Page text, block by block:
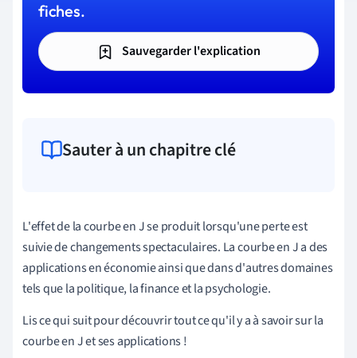
fiches.
Sauvegarder l'explication
Sauter à un chapitre clé
L'effet de la courbe en J se produit lorsqu'une perte est
suivie de changements spectaculaires. La courbe en J a des
applications en économie ainsi que dans d'autres domaines
tels que la politique, la finance et la psychologie.
Lis ce qui suit pour découvrir tout ce qu'il y a à savoir sur la
courbe en J et ses applications !